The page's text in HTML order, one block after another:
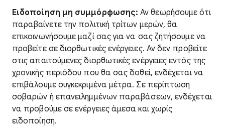
Ειδοποίηση μη συμμόρφωσης: Αν θεωρήσουμε ότι
παραβαίνετε την πολιτική τρίτων μερών, θα
επικοινωνήσουμε μαζί σας για να σας ζητήσουμε να
προβείτε σε διορθωτικές ενέργειες. Αν δεν προβείτε
στις απαιτούμενες διορθωτικές ενέργειες εντός της
χρονικής περιόδου που θα σας δοθεί, ενδέχεται να
επιβάλουμε συγκεκριμένα μέτρα. Σε περίπτωση
σοβαρών ή επανειλημμένων παραβάσεων, ενδέχεται
να προβούμε σε ενέργειες άμεσα και χωρίς
ειδοποίηση.